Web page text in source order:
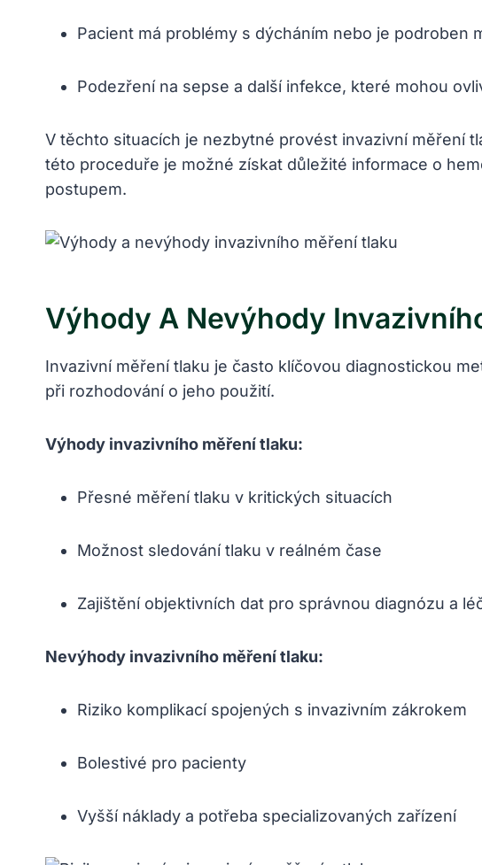
Pacient má problémy s dýcháním nebo je podroben
Podezření na sepse ‌a další infekce, které mohou
V těchto situacích je⁢ nezbytné ​provést invazivní měření
této proceduře je možné získat důležité informace o
postupem.
Výhody A Nevýhody
Invazivní měření ⁢tlaku je často klíčovou diagnostickou
při rozhodování ⁣o jeho použití.
Výhody invazivního měření ⁤tlaku:
Přesné ⁣měření tlaku v kritických situacích
Možnost ⁤sledování tlaku v reálném čase
Zajištění objektivních dat pro správnou diagnózu a
Nevýhody‍ invazivního měření tlaku:
Riziko komplikací spojených s invazivním zákrokem
Bolestivé pro pacienty
Vyšší náklady ⁢a potřeba specializovaných​ zařízení